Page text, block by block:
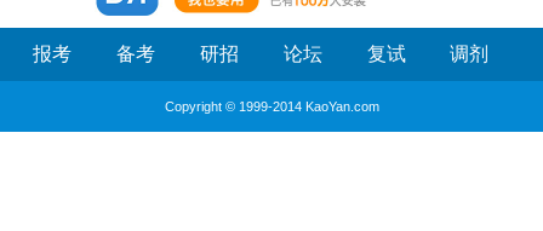
报考 备考 研招 论坛 复试 调剂
Copyright © 1999-2014 KaoYan.com